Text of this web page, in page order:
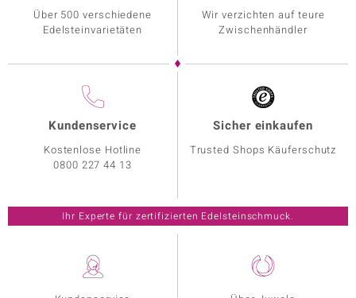
Über 500 verschiedene
Edelsteinvarietäten
Wir verzichten auf teure
Zwischenhändler
Kundenservice
Kostenlose Hotline
0800 227 44 13
Sicher einkaufen
Trusted Shops Käuferschutz
Ihr Experte für zertifizierten Edelsteinschmuck.